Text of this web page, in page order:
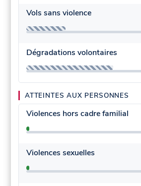
Vols sans violence
Dégradations volontaires
ATTEINTES AUX PERSONNES
Violences hors cadre familial
Violences sexuelles